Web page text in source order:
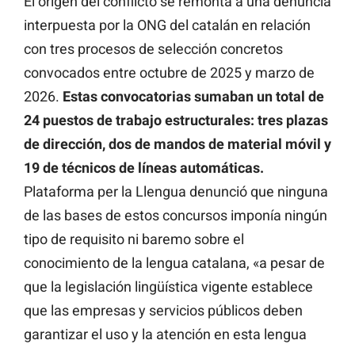
interpuesta por la ONG del catalán en relación
con tres procesos de selección concretos
convocados entre octubre de 2025 y marzo de
2026. Estas convocatorias sumaban un total de
24 puestos de trabajo estructurales: tres plazas
de dirección, dos de mandos de material móvil y
19 de técnicos de líneas automáticas.
Plataforma per la Llengua denunció que ninguna
de las bases de estos concursos imponía ningún
tipo de requisito ni baremo sobre el
conocimiento de la lengua catalana, «a pesar de
que la legislación lingüística vigente establece
que las empresas y servicios públicos deben
garantizar el uso y la atención en esta lengua